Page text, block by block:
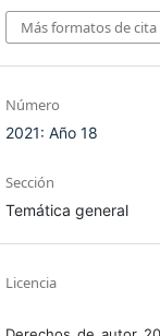
Más formatos de cita
Número
2021: Año 18
Sección
Temática general
Licencia